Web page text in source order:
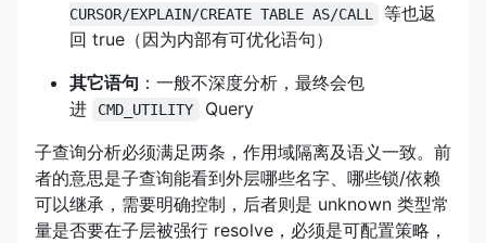
CURSOR/EXPLAIN/CREATE TABLE AS/CALL
等也返
回 true（因为内部有可优化语句）
其它语句 ：一般不深度分析，最终会包
进
CMD_UTILITY
Query
子查询分析必须满足两条，作用域隔离及语义一致。前
者的意思是子查询能看到外层哪些名字、哪些锁/依赖
可以继承，需要明确控制，后者则是 unknown 类型常
量是否要在子层被强行 resolve，必须是可配置策略，